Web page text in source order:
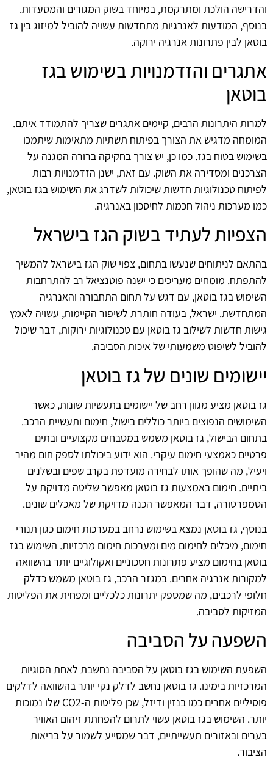
והדרישה הולכת ומתרקמת, במיוחד בשוק המגורים והמסעדות.
בנוסף, המודעות לאנרגיות מתחדשות עשויה להוביל למיזוג בין גז
בוטאן לבין פתרונות אנרגיה ירוקה.
אתגרים והזדמנויות בשימוש בגז
בוטאן
למרות היתרונות הרבים, קיימים אתגרים שצריך להתמודד איתם.
המומחה מדגיש את הצורך בפיתוח תשתיות מתאימות שיתמכו
בשימוש בטוח בגז. כמו כן, יש צורך בחקיקה ברורה המגנה על
הצרכנים ומסדירה את השוק. עם זאת, ישנן הזדמנויות רבות
לפיתוח טכנולוגיות חדשות שיכולות לשדרג את השימוש בגז בוטאן,
כמו מערכות ניהול חכמות לחיסכון באנרגיה.
הצפיות לעתיד בשוק הגז בישראל
בהתאם לניתוחים שנעשו בתחום, צפוי שוק הגז בישראל להמשיך
להתפתח. מומחים מעריכים כי ישנה פוטנציאל רב להתרחבות
השימוש בגז בוטאן, עם דגש על תחום התחבורה והאנרגיה
המתחדשת. ישראל, בעודה חותרת לשיפור הקיימות, עשויה לאמץ
גישות חדשות לשילוב גז בוטאן עם טכנולוגיות ירוקות, דבר שיכול
להוביל לשיפוט משמעותי של איכות הסביבה.
יישומים שונים של גז בוטאן
גז בוטאן מציע מגוון רחב של יישומים בתעשיות שונות, כאשר
השימושים הנפוצים ביותר כוללים בישול, חימום ותעשיית הרכב.
בתחום הבישול, גז בוטאן משמש במטבחים מקצועיים ובתים
פרטיים כאמצעי חימום עיקרי. הוא ידוע ביכולתו לספק חום מהיר
ויעיל, מה שהופך אותו לבחירה מועדפת בקרב שפים ובשלנים
ביתיים. חימום באמצעות גז בוטאן מאפשר שליטה מדויקת על
הטמפרטורה, דבר המאפשר הכנה מדויקת של מאכלים שונים.
בנוסף, גז בוטאן נמצא בשימוש נרחב במערכות חימום כגון תנורי
חימום, מיכלים לחימום מים ומערכות חימום מרכזיות. השימוש בגז
בוטאן בחימום מציע פתרונות חסכוניים ואקולוגיים יותר בהשוואה
למקורות אנרגיה אחרים. במגזר הרכב, גז בוטאן משמש כדלק
חלופי לרכבים, מה שמספק יתרונות כלכליים ומפחית את הפליטות
המזיקות לסביבה.
השפעה על הסביבה
השפעת השימוש בגז בוטאן על הסביבה נחשבת לאחת הסוגיות
המרכזיות בימינו. גז בוטאן נחשב לדלק נקי יותר בהשוואה לדלקים
פוסיליים אחרים כמו בנזין ודיזל, שכן פליטות ה-CO2 שלו נמוכות
יותר. השימוש בגז בוטאן עשוי לתרום להפחתת זיהום האוויר
בערים ובאזורים תעשייתיים, דבר שמסייע לשמור על בריאות
הציבור.